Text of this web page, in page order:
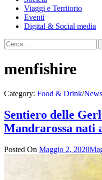
Viaggi e Territorio
Eventi
Digital & Social media
Ricerca
per:
menfishire
Category: Food & Drink/News
Sentiero delle
Mandrarossa nati
Posted On Maggio 2, 2020